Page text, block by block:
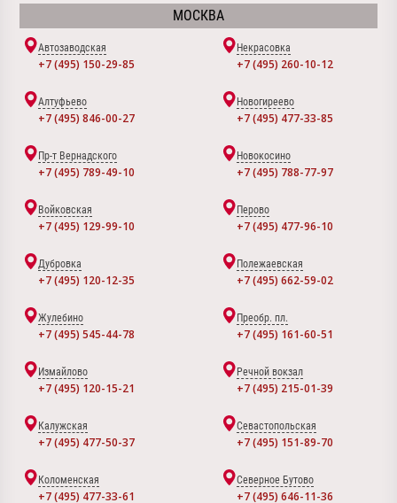
МОСКВА
Автозаводская
+7 (495) 150-29-85
Некрасовка
+7 (495) 260-10-12
Алтуфьево
+7 (495) 846-00-27
Новогиреево
+7 (495) 477-33-85
Пр-т Вернадского
+7 (495) 789-49-10
Новокосино
+7 (495) 788-77-97
Войковская
+7 (495) 129-99-10
Перово
+7 (495) 477-96-10
Дубровка
+7 (495) 120-12-35
Полежаевская
+7 (495) 662-59-02
Жулебино
+7 (495) 545-44-78
Преобр. пл.
+7 (495) 161-60-51
Измайлово
+7 (495) 120-15-21
Речной вокзал
+7 (495) 215-01-39
Калужская
+7 (495) 477-50-37
Севастопольская
+7 (495) 151-89-70
Коломенская
+7 (495) 477-33-61
Северное Бутово
+7 (495) 646-11-36